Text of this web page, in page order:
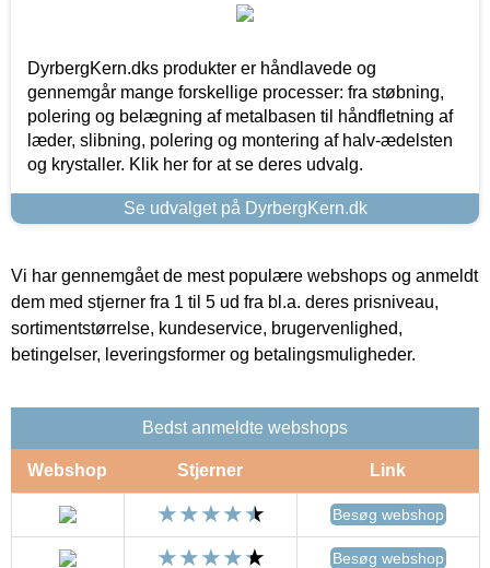
DyrbergKern.dks produkter er håndlavede og
gennemgår mange forskellige processer: fra støbning,
polering og belægning af metalbasen til håndfletning af
læder, slibning, polering og montering af halv-ædelsten
og krystaller. Klik her for at se deres udvalg.
Se udvalget på DyrbergKern.dk
Vi har gennemgået de mest populære webshops og anmeldt
dem med stjerner fra 1 til 5 ud fra bl.a. deres prisniveau,
sortimentstørrelse, kundeservice, brugervenlighed,
betingelser, leveringsformer og betalingsmuligheder.
Bedst anmeldte webshops
Webshop Stjerner Link
Besøg webshop
Besøg webshop